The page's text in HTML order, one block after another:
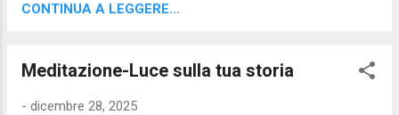
fermare l'avanzata russa. Donald Trump continua a
Parla di obiettivo quasi raggiunto dopo aver incontrato
Volodymyr Zelensky nella sua residenza a Mar-e-lago
CONTINUA A LEGGERE...
Meditazione-Luce sulla tua storia
- dicembre 28, 2025